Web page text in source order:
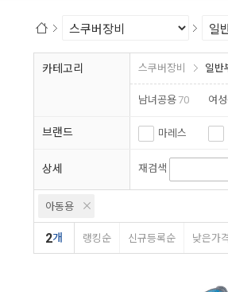
카테고리 스쿠버장비 일반
남녀공용 70 여
브랜드 마레스
상세 재검색
아동용
2개 랭킹순 신규등록순 낮은가